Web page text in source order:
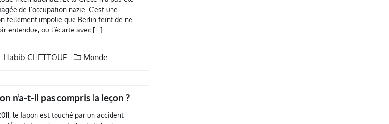
de l’occupation nazie. C’est une
tellement impolie que Berlin feint de ne
entendue, ou l’écarte avec […]
Habib CHETTOUF Monde
n’a-t-il pas compris la leçon ?
le Japon est touché par un accident